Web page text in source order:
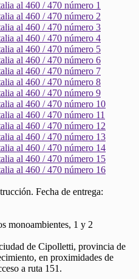
Fecha de entrega:
monoambientes, 1 y 2
de Cipolletti, provincia de
en proximidades de
a ruta 151.